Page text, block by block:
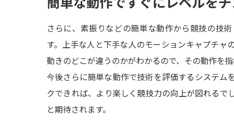
さらに、素振りなどの簡単な動作から競技の技
す。上手な人と下手な人のモーションキャプチャ
動きのどこが違うのかがわかるので、その動作を
今後さらに簡単な動作で技術を評価するシステム
クできれば、より楽しく競技力の向上が図れるで
と期待されます。